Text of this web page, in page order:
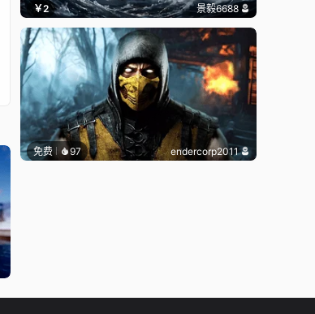
￥2 景毅6688
免费 97 endercorp2011